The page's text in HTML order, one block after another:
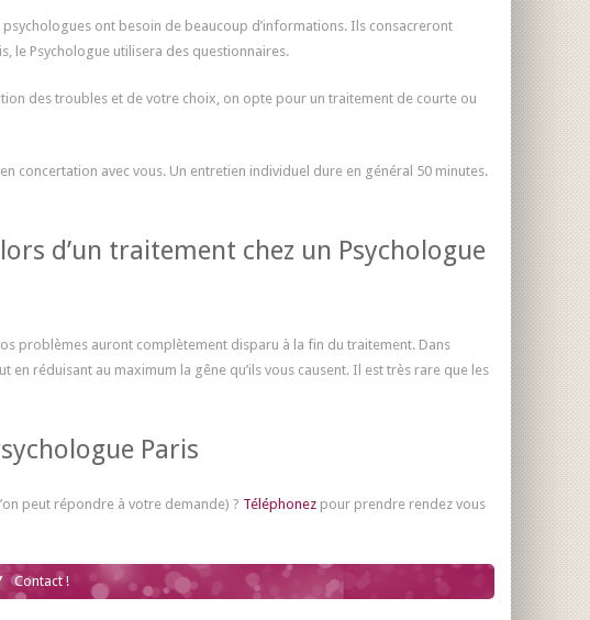
ont besoin de beaucoup d’informations. Ils consacreront
le Psychologue utilisera des questionnaires.
des troubles et de votre choix, on opte pour un traitement de courte ou
concertation avec vous. Un entretien individuel dure en général 50 minutes.
d’un traitement chez un Psychologue
problèmes auront complètement disparu à la fin du traitement. Dans
réduisant au maximum la gêne qu’ils vous causent. Il est très rare que les
Paris
peut répondre à votre demande) ? Téléphonezpour prendre rendez vous
Contact !